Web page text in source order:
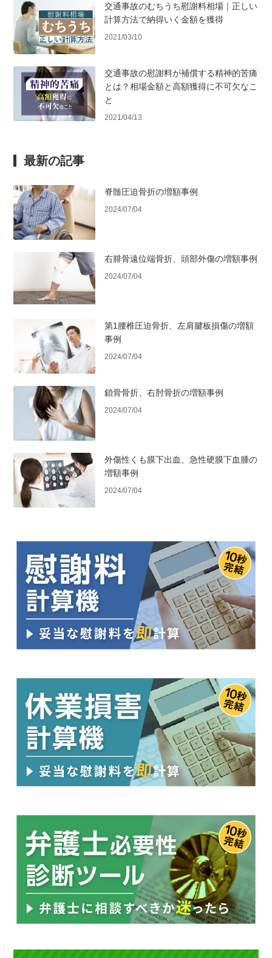
交通事故のむちうち慰謝料相場｜正しい
計算方法で納得いく金額を獲得
2021/03/10
交通事故の慰謝料が補償する精神的苦痛
とは？相場金額と高額獲得に不可欠なこ
と
2021/04/13
最新の記事
脊髄圧迫骨折の増額事例
2024/07/04
右腓骨遠位端骨折、頭部外傷の増額事例
2024/07/04
第1腰椎圧迫骨折、左肩腱板損傷の増額
事例
2024/07/04
鎖骨骨折、右肘骨折の増額事例
2024/07/04
外傷性くも膜下出血、急性硬膜下血腫の
増額事例
2024/07/04